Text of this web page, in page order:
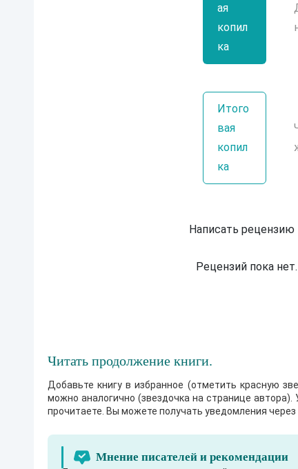
ая
копил
ка
Итого
вая
копил
ка
Написать
Рецензий пока нет.
Читать продолжение книги.
Добавьте книгу в избранное (отметить красную
можно аналогично (звездочка на странице
прочитаете. Вы можете получать уведомления
Мнение писателей и рекомендации